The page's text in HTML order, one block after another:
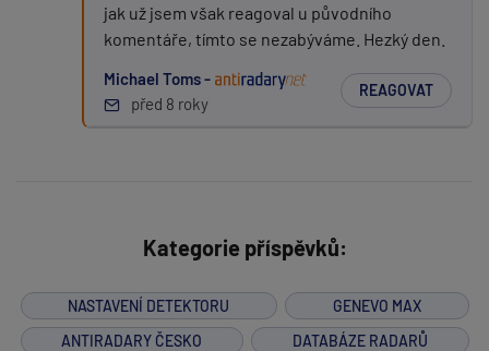
jak už jsem však reagoval u původního
komentáře, tímto se nezabýváme. Hezký den.
Michael Toms -
před 8 roky
REAGOVAT
Kategorie příspěvků:
NASTAVENÍ DETEKTORU
GENEVO MAX
ANTIRADARY ČESKO
DATABÁZE RADARŮ